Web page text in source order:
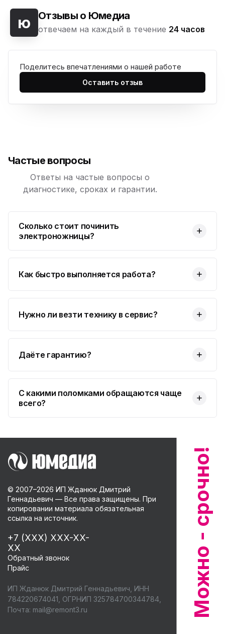
ю Отзывы о Юмедиа
отвечаем на каждый в течение 24 часов
Поделитесь впечатлениями о нашей работе
Оставить отзыв
Частые вопросы
Ответы на частые вопросы о
диагностике, сроках и гарантии.
Сколько стоит починить
электроножницы?
Как быстро выполняется работа?
Нужно ли везти технику в сервис?
Даёте гарантию?
С какими поломками обращаются чаще
всего?
© 2007–2026 ИП Жданюк Дмитрий
Геннадьевич — Все права защищены. При
копировании материала обязательная
ссылка на источник.
+7 (XXX) XXX-XX-
XX
Обратный звонок
Прайс
ИП Жданюк Дмитрий Геннадьевич, ИНН
784220674041, ОГРНИП 325784700344784,
Почта: mail@remont3.ru